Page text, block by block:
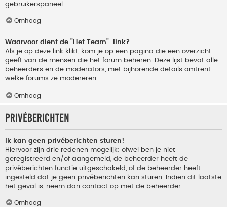
gebruikerspaneel.
Omhoog
Waarvoor dient de "Het Team"-link?
Als je op deze link klikt, kom je op een pagina die een overzicht
geeft van de mensen die het forum beheren. Deze lijst bevat alle
beheerders en de moderators, met bijhorende details omtrent
welke forums ze modereren.
Omhoog
Privéberichten
Ik kan geen privéberichten sturen!
Hiervoor zijn drie redenen mogelijk: ofwel ben je niet
geregistreerd en/of aangemeld, de beheerder heeft de
privéberichten functie uitgeschakeld, of de beheerder heeft
ingesteld dat je geen privéberichten kan sturen. Indien dit laatste
het geval is, neem dan contact op met de beheerder.
Omhoog